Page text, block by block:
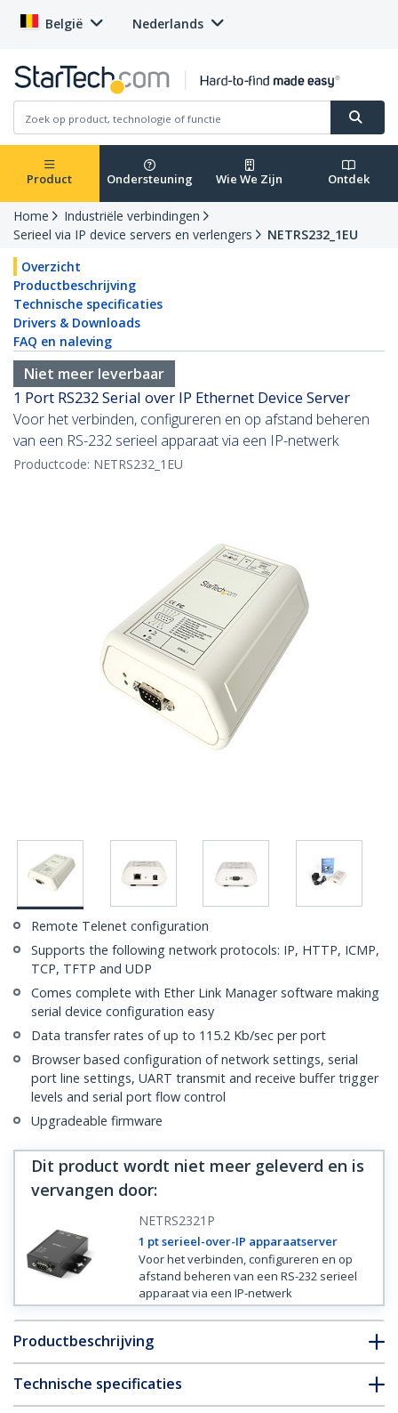
België Nederlands
Product Ondersteuning Wie We Zijn Ontdek
Home
Industriële verbindingen
Serieel via IP device servers en verlengers
NETRS232_1EU
Overzicht
Productbeschrijving
Technische specificaties
Drivers & Downloads
FAQ en naleving
Niet meer leverbaar
1 Port RS232 Serial over IP Ethernet Device Server
Voor het verbinden, configureren en op afstand beheren
van een RS-232 serieel apparaat via een IP-netwerk
Productcode: NETRS232_1EU
Remote Telenet configuration
Supports the following network protocols: IP, HTTP, ICMP,
TCP, TFTP and UDP
Comes complete with Ether Link Manager software making
serial device configuration easy
Data transfer rates of up to 115.2 Kb/sec per port
Browser based configuration of network settings, serial
port line settings, UART transmit and receive buffer trigger
levels and serial port flow control
Upgradeable firmware
Dit product wordt niet meer geleverd en is
vervangen door:
NETRS2321P
1 pt serieel-over-IP apparaatserver
Voor het verbinden, configureren en op
afstand beheren van een RS-232 serieel
apparaat via een IP-netwerk
Productbeschrijving
Technische specificaties